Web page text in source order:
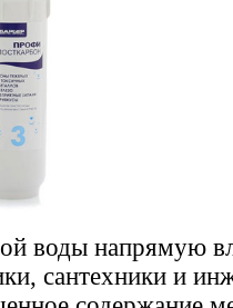
воды напрямую
сантехники и